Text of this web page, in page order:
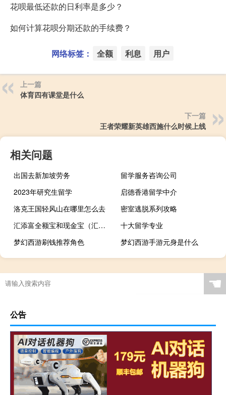
花呗最低还款的日利率是多少？
如何计算花呗分期还款的手续费？
网络标签： 全额 利息 用户
上一篇
体育四有课堂是什么
下一篇
王者荣耀新英雄西施什么时候上线
相关问题
出国去新加坡劳务
留学服务咨询公司
2023年研究生留学
启德香港留学中介
洛克王国轻风山在哪里怎么去
密室逃脱系列攻略
汇添富全额宝和现金宝（汇添富全额宝是零钱通吗）
十大留学专业
梦幻西游刷钱推荐角色
梦幻西游手游元身是什么
☚
公告